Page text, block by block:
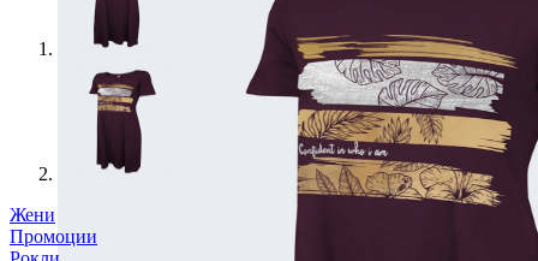
Жени
Промоции